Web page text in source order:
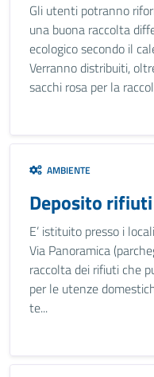
Gli utenti potranno
una buona raccolta
ecologico secondo il
Verranno distribuiti,
sacchi rosa per la
AMBIENTE
Deposito rifiuti
E’ istituito presso i
Via Panoramica
raccolta dei rifiuti che
per le utenze
te...